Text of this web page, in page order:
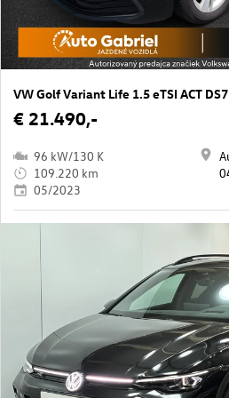
VW Golf Variant Life 1.5 eTSI ACT DS7
€ 21.490,-
96 kW/130 K
109.220 km
05/2023